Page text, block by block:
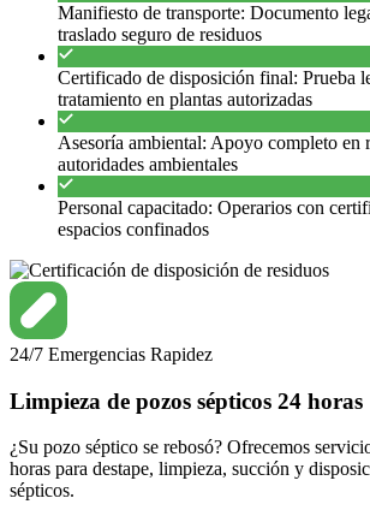
Manifiesto de transporte: Documento
traslado seguro de residuos
Certificado de disposición final: Prueba
tratamiento en plantas autorizadas
Asesoría ambiental: Apoyo completo en
autoridades ambientales
Personal capacitado: Operarios con
espacios confinados
24/7 Emergencias Rapidez
Limpieza de pozos sépticos 24 horas
¿Su pozo séptico se rebosó? Ofrecemos
horas para destape, limpieza, succión y
sépticos.